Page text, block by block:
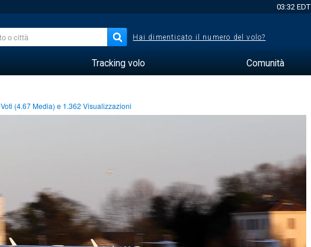
03:32 EDT
Hai dimenticato il numero del volo?
Tracking volo Comunità
Voti (4.67Media) e 1.362 Visualizzazioni